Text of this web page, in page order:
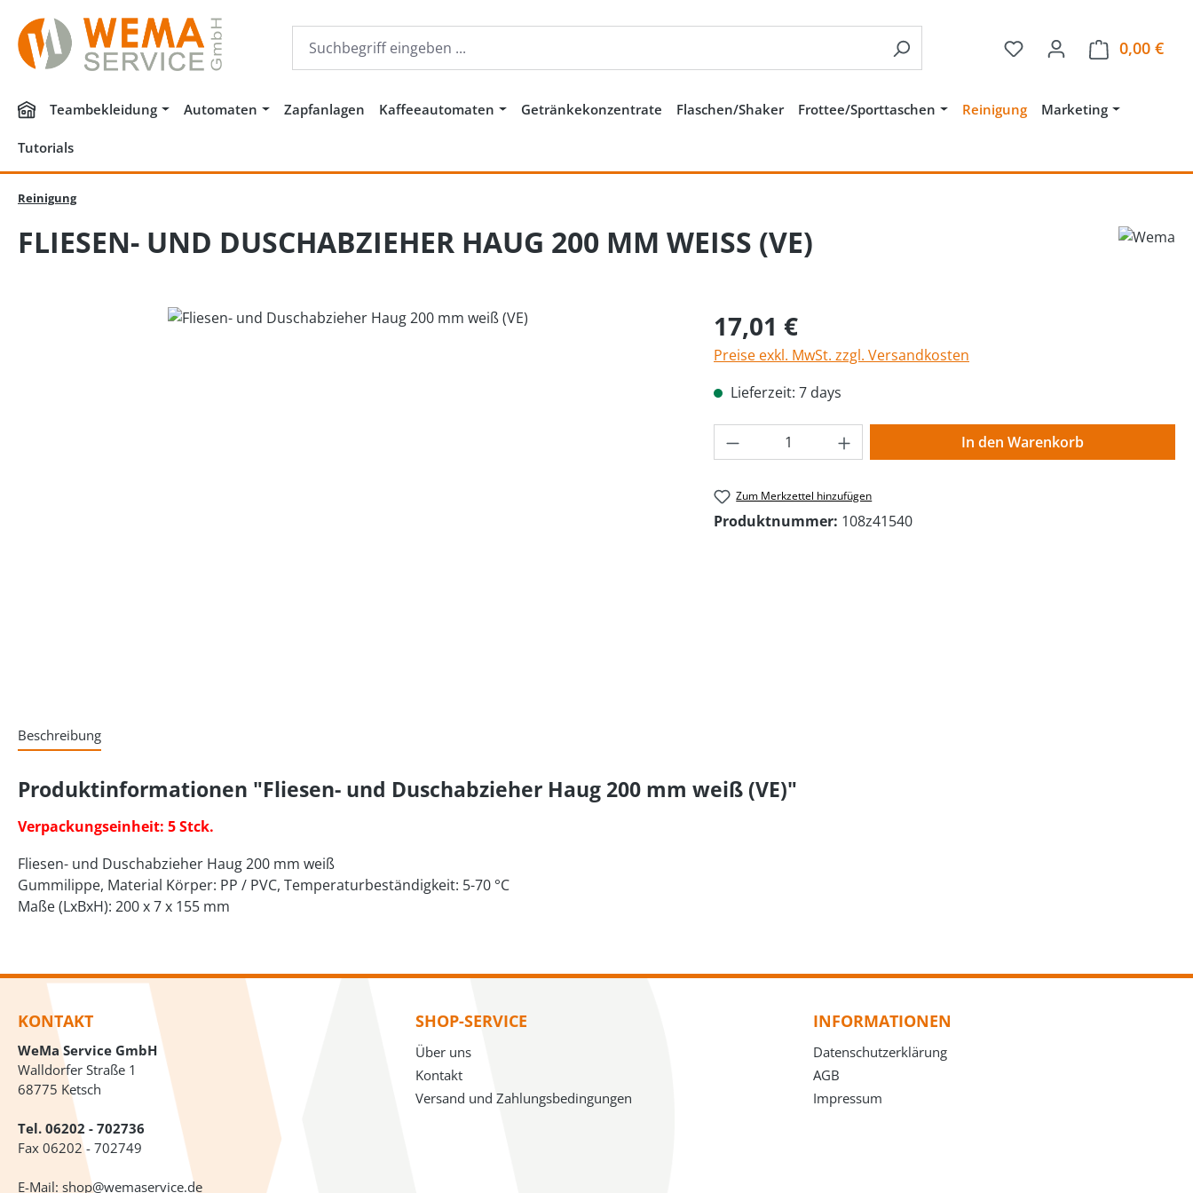
Hauptinhalt springen
Zur Suche springen
Zur Hauptnavigation springen
Du hast 0 Produkte auf
0,00 €
Teambekleidung Automaten Zapfanlagen Kaffeeautomaten Getränkekonzentrate Flaschen/Shaker Frottee/Sporttaschen Reinigung Marketing
Tutorials
Reinigung
FLIESEN- UND DUSCHABZIEHER HAUG 200 MM WEISS (VE)
Bildergalerie überspringen Regulärer Preis:
17,01 €
Preise exkl. MwSt. zzgl. Versandkosten
Lieferzeit: 7 days
Produkt Anzahl: Gib den gewünschten Wert
In den Warenkorb
Zum Merkzettel hinzufügen
Produktnummer: 108z41540
Beschreibung
Produktinformationen "Fliesen- und Duschabzieher Haug 200 mm weiß (VE)"
Verpackungseinheit: 5 Stck.
Fliesen- und Duschabzieher Haug 200 mm weiß
Gummilippe, Material Körper: PP / PVC, Temperaturbeständigkeit: 5-70 °C
Maße (LxBxH): 200 x 7 x 155 mm
KONTAKT
WeMa Service GmbH
Walldorfer Straße 1
68775 Ketsch
Tel. 06202 - 702736
Fax 06202 - 702749
E-Mail: shop@wemaservice.de
SHOP-SERVICE
Über uns
Kontakt
Versand und Zahlungsbedingungen
INFORMATIONEN
Datenschutzerklärung
AGB
Impressum